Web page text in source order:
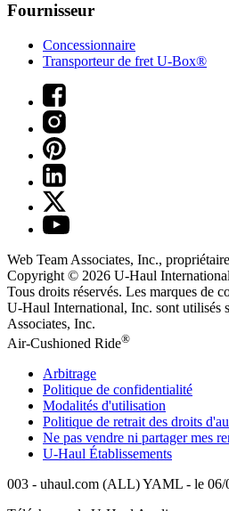
Fournisseur
Concessionnaire
Transporteur de fret U-Box®
Web Team Associates, Inc.,
Copyright © 2026 U-Haul
Tous droits réservés. Les marques de
U-Haul International, Inc. sont utilisés
Associates, Inc.
Air-Cushioned Ride®
Arbitrage
Politique de confidentialité
Modalités d'utilisation
Politique de retrait des droits
Ne pas vendre ni partager mes
U-Haul Établissements
003 - uhaul.com (ALL) YAML - le 06/